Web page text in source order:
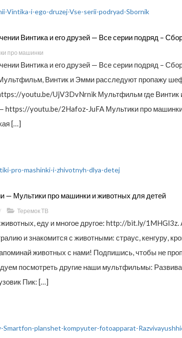
Винтика и его друзей — Все серии подряд –
про машинки
Винтика и его друзей — Все серии подряд –
Винтик и Эмми расследуют пропажу
youtu.be/UjV3DvNrnik Мультфильм где Винтик
https://youtu.be/2Hafoz-JuFA Мультики про
[…]
Мультики про машинки и животных для детей
/ Теремок ТВ
еду и многое другое: http://bit.ly/1MHGl3z.
и знакомится с животными: страус, кенгуру,
животных с нами! Подпишись, чтобы не
посмотреть другие наши мультфильмы:
Пик: […]